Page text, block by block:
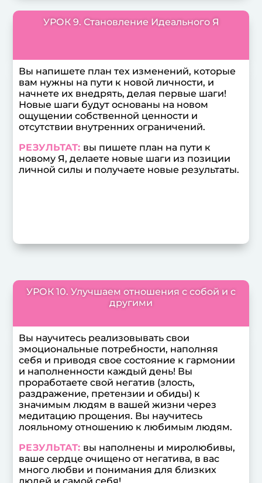
УРОК 9. Становление Идеального Я
Вы напишете план тех изменений, которые
вам нужны на пути к новой личности, и
начнете их внедрять, делая первые шаги!
Новые шаги будут основаны на новом
ощущении собственной ценности и
отсутствии внутренних ограничений.
РЕЗУЛЬТАТ: вы пишете план на пути к
новому Я, делаете новые шаги из позиции
личной силы и получаете новые результаты.
УРОК 10. Улучшаем отношения с собой и с
другими
Вы научитесь реализовывать свои
эмоциональные потребности, наполняя
себя и приводя свое состояние к гармонии
и наполненности каждый день! Вы
проработаете свой негатив (злость,
раздражение, претензии и обиды) к
значимым людям в вашей жизни через
медитацию прощения. Вы научитесь
лояльному отношению к любимым людям.
РЕЗУЛЬТАТ: вы наполнены и миролюбивы,
ваше сердце очищено от негатива, в вас
много любви и понимания для близких